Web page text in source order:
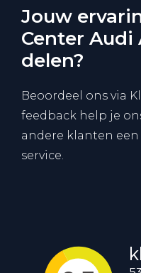
Jouw
Center
delen?
Beoordeel ons via
feedback help je
andere klanten
service.